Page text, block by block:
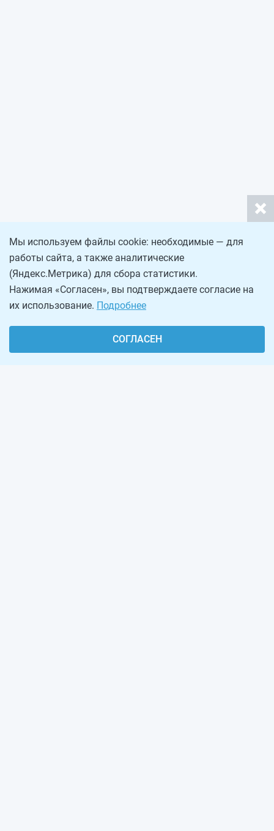
Мы используем файлы cookie: необходимые — для
работы сайта, а также аналитические
(Яндекс.Метрика) для сбора статистики.
Нажимая «Согласен», вы подтверждаете согласие на
их использование. Подробнее
СОГЛАСЕН